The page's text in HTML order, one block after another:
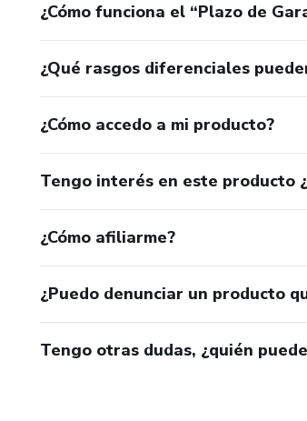
¿Cómo funciona el “Plazo de
¿Qué rasgos diferenciales
¿Cómo accedo a mi producto?
Tengo interés en este producto
¿Cómo afiliarme?
¿Puedo denunciar un producto
Tengo otras dudas, ¿quién